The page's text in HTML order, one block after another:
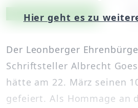
Artikel vorlesen
Exklusiv für Abonnenten
Der Leonberger
Schriftsteller Albrecht
hätte am 22. März seinen
gefeiert. Als Hommage an
Hier geht es zu